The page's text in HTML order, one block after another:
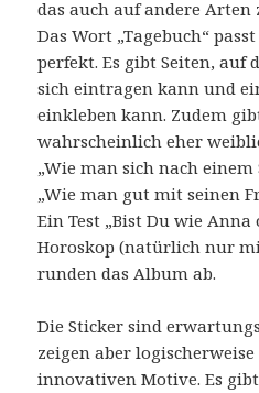
das auch auf andere
Das Wort „Tagebuch“
perfekt. Es gibt Seiten, auf
sich eintragen kann und
einkleben kann. Zudem
wahrscheinlich eher
„Wie man sich nach
„Wie man gut mit seinen
Ein Test „Bist Du wie Anna
Horoskop (natürlich nur
runden das Album ab.
Die Sticker sind
zeigen aber
innovativen Motive. Es